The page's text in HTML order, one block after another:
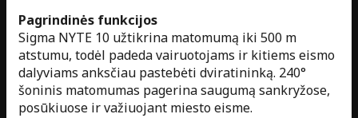
Pagrindinės funkcijos
Sigma NYTE 10 užtikrina matomumą iki 500 m
atstumu, todėl padeda vairuotojams ir kitiems eismo
dalyviams anksčiau pastebėti dviratininką. 240°
šoninis matomumas pagerina saugumą sankryžose,
posūkiuose ir važiuojant miesto eisme.